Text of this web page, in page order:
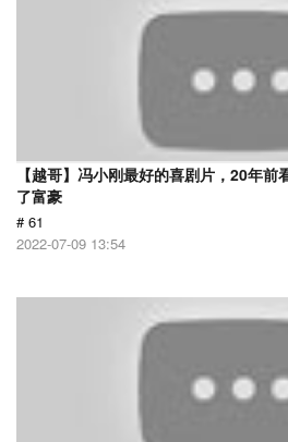
【越哥】冯小刚最好的喜剧片，20年
了富豪
# 61
2022-07-09 13:54